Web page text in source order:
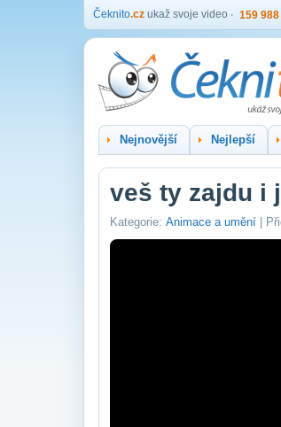
Čeknito.cz ukaž svoje video 159 988
Nejnovější Nejlepší
veš ty zajdu i
Kategorie: Animace a umění |